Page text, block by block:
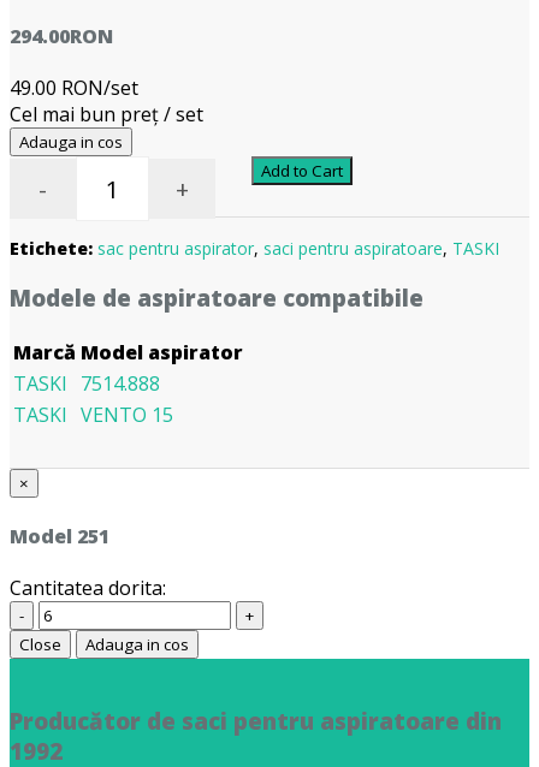
294.00RON
49.00 RON/set
Cel mai bun preț / set
Adauga in cos
- +
Add to Cart
Etichete: sac pentru aspirator, saci pentru aspiratoare, TASKI
Modele de aspiratoare compatibile
Marcă Model aspirator
TASKI
7514.888
TASKI VENTO 15
×
Model 251
Cantitatea dorita:
-
+
Close
Adauga in cos
Producător de saci pentru aspiratoare din
1992